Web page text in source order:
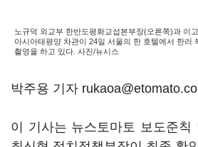
노규덕 외교부 한반도평화교섭본부장(오른쪽)과 이
아시아태평양 차관이 24일 서울의 한 호텔에서 한러
촬영을 하고 있다. 사진/뉴시스
박주용 기자
이 기사는 뉴스토마토 보도준칙